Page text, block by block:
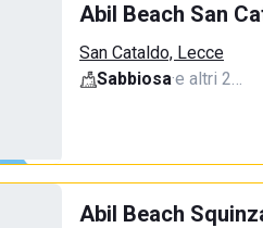
Abil Beach San
San Cataldo, Lecce
Sabbiosa·e altri 2…
Abil Beach